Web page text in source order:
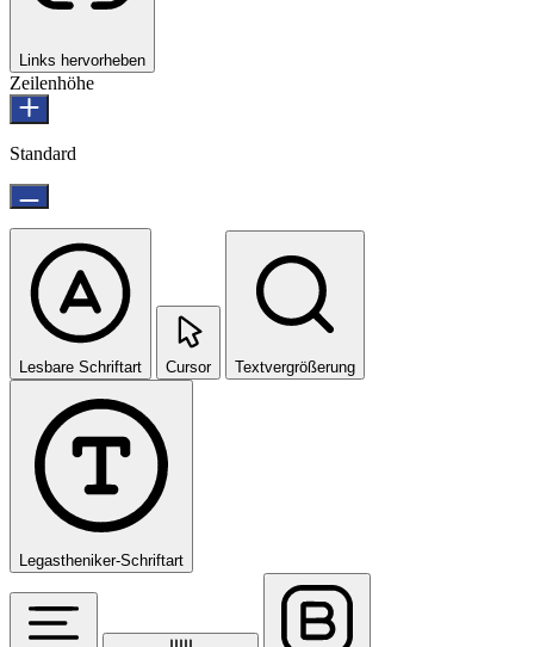
Links hervorheben
Zeilenhöhe
Standard
Lesbare Schriftart Cursor Textvergrößerung
Legastheniker-Schriftart